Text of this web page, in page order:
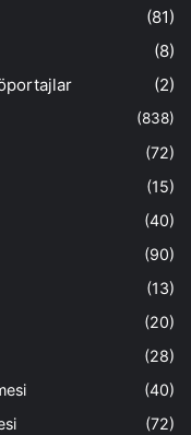
(81)
(8)
(2)
(838)
(72)
(15)
(40)
(90)
(13)
(20)
(28)
(40)
(72)